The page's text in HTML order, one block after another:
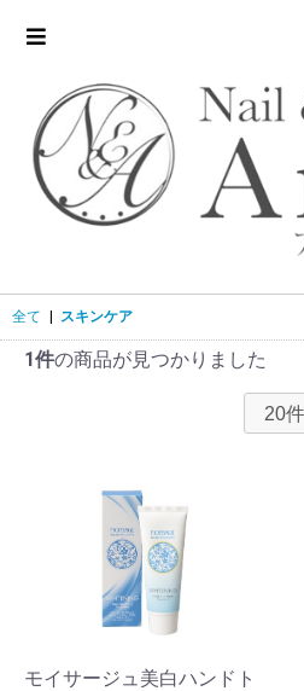
全て | スキンケア
1件の商品が見つかりました
モイサージュ美白ハンドト